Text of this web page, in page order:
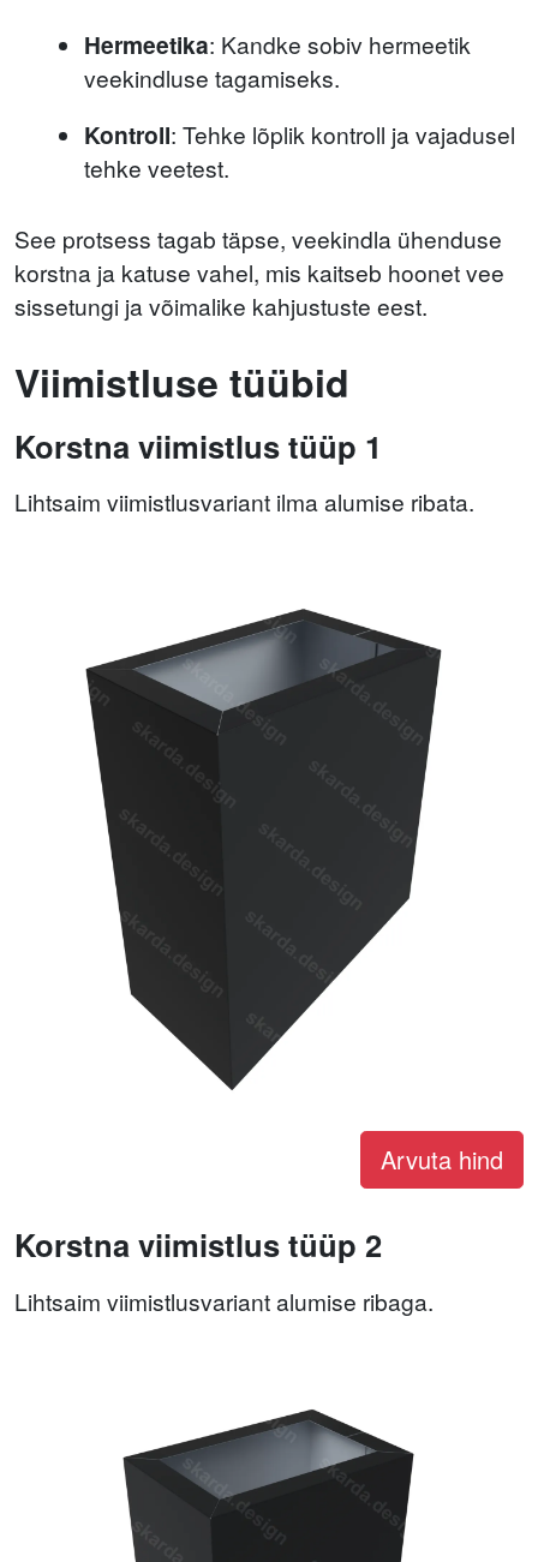
Hermeetika: Kandke sobiv hermeetik
veekindluse tagamiseks.
Kontroll: Tehke lõplik kontroll ja vajadusel
tehke veetest.
See protsess tagab täpse, veekindla ühenduse
korstna ja katuse vahel, mis kaitseb hoonet vee
sissetungi ja võimalike kahjustuste eest.
Viimistluse tüübid
Korstna viimistlus tüüp 1
Lihtsaim viimistlusvariant ilma alumise ribata.
Arvuta hind
Korstna viimistlus tüüp 2
Lihtsaim viimistlusvariant alumise ribaga.